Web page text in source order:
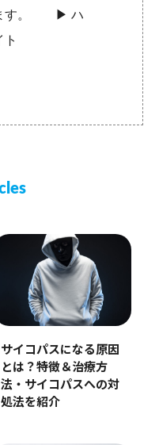
ます。 ▶︎ハ
サイコパスになる原因
とは？特徴＆治療方
法・サイコパスへの対
処法を紹介